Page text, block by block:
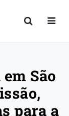
São
para a